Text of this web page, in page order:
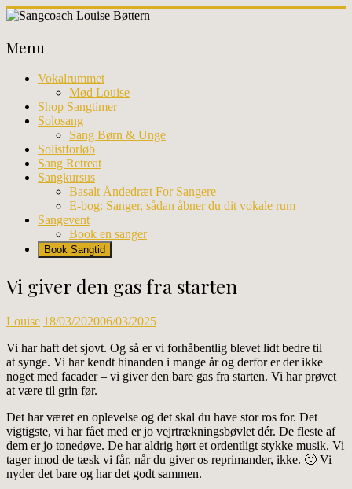
Skip
content
Louise
Bøttern
Professionel
sangundervisning
workhops
København
Menu
Vokalrummet
Mød Louise
Shop Sangtimer
Solosang
Sang Børn & Unge
Solistforløb
Sang Retreat
Sangkursus
Basalt Åndedræt For Sangere
E-bog: Sanger, sådan åbner du dit vokale rum
Sangevent
Book en sanger
Book Sangtid
Vi giver den gas fra starten
Louise 18/03/202006/03/2025
Vi har haft det sjovt. Og så er vi forhåbentlig blevet lidt bedre til
at synge. Vi har kendt hinanden i mange år og derfor er der ikke
noget med facader – vi giver den bare gas fra starten. Vi har prøvet
at være til grin før.
Det har været en oplevelse og det skal du have stor ros for. Det
vigtigste, vi har fået med er jo vejrtrækningsbøvlet dér. De fleste af
dem er jo tonedøve. De har aldrig hørt et ordentligt stykke musik. Vi
tager imod de tæsk vi får, når du giver os reprimander, ikke. 🙂 Vi
nyder det bare og har det godt sammen.